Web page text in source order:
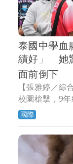
泰國中學血
績好」 她
面前倒下
【張雅婷／綜
校園槍擊，9
射，殺害7人
傷，震驚各界
績優秀，看不
往，逞凶過程
彈自盡。
國際